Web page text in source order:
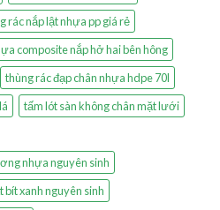
rác nắp lật nhựa pp giá rẻ
composite nắp hở hai bên hông
thùng rác đạp chân nhựa hdpe 70l
tấm lót sàn không chân mặt lưới
nhựa nguyên sinh
bít xanh nguyên sinh